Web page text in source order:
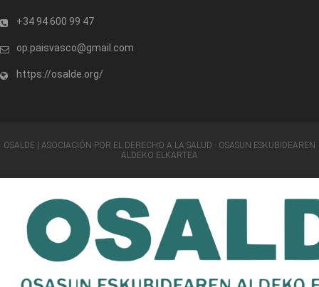
+34 94 600 99 47
op.paisvasco@gmail.com
https://osalde.org/
OSALDE | ASOCIACIÓN POR EL DERECHO A LA SALUD · OSASUN ESKUBIDEAREN
ALDEKO ELKARTEA